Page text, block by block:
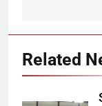
Related